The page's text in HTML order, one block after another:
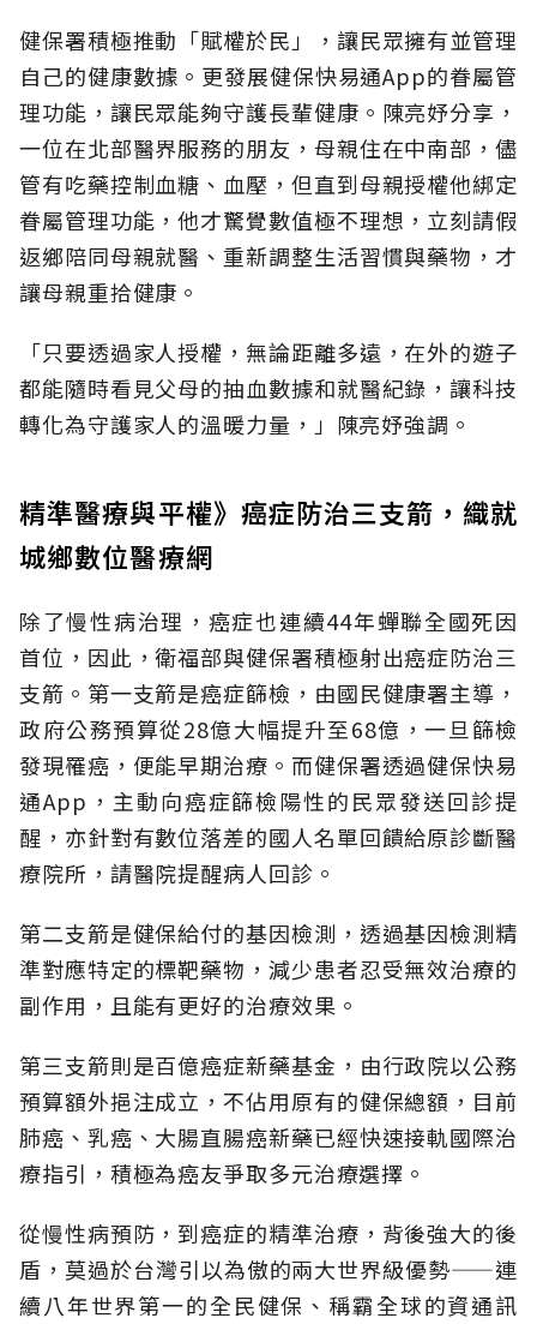
健保署積極推動「賦權於民」，讓民眾擁有並管理
自己的健康數據。更發展健保快易通App的眷屬管
理功能，讓民眾能夠守護長輩健康。陳亮妤分享，
一位在北部醫界服務的朋友，母親住在中南部，儘
管有吃藥控制血糖、血壓，但直到母親授權他綁定
眷屬管理功能，他才驚覺數值極不理想，立刻請假
返鄉陪同母親就醫、重新調整生活習慣與藥物，才
讓母親重拾健康。
「只要透過家人授權，無論距離多遠，在外的遊子
都能隨時看見父母的抽血數據和就醫紀錄，讓科技
轉化為守護家人的溫暖力量，」陳亮妤強調。
精準醫療與平權》癌症防治三支箭，織就
城鄉數位醫療網
除了慢性病治理，癌症也連續44年蟬聯全國死因
首位，因此，衛福部與健保署積極射出癌症防治三
支箭。第一支箭是癌症篩檢，由國民健康署主導，
政府公務預算從28億大幅提升至68億，一旦篩檢
發現罹癌，便能早期治療。而健保署透過健保快易
通App，主動向癌症篩檢陽性的民眾發送回診提
醒，亦針對有數位落差的國人名單回饋給原診斷醫
療院所，請醫院提醒病人回診。
第二支箭是健保給付的基因檢測，透過基因檢測精
準對應特定的標靶藥物，減少患者忍受無效治療的
副作用，且能有更好的治療效果。
第三支箭則是百億癌症新藥基金，由行政院以公務
預算額外挹注成立，不佔用原有的健保總額，目前
肺癌、乳癌、大腸直腸癌新藥已經快速接軌國際治
療指引，積極為癌友爭取多元治療選擇。
從慢性病預防，到癌症的精準治療，背後強大的後
盾，莫過於台灣引以為傲的兩大世界級優勢——連
續八年世界第一的全民健保、稱霸全球的資通訊